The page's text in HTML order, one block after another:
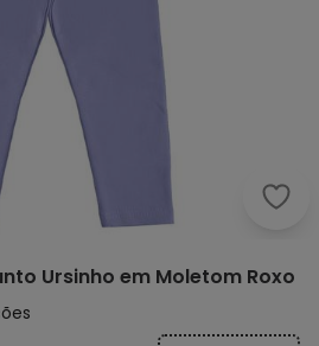
Ursinho em Moletom Roxo